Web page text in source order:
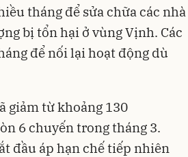
tháng để sửa chữa các nhà
bị tổn hại ở vùng Vịnh. Các
để nối lại hoạt động dù
giảm từ khoảng 130
6 chuyến trong tháng 3.
đầu áp hạn chế tiếp nhiên